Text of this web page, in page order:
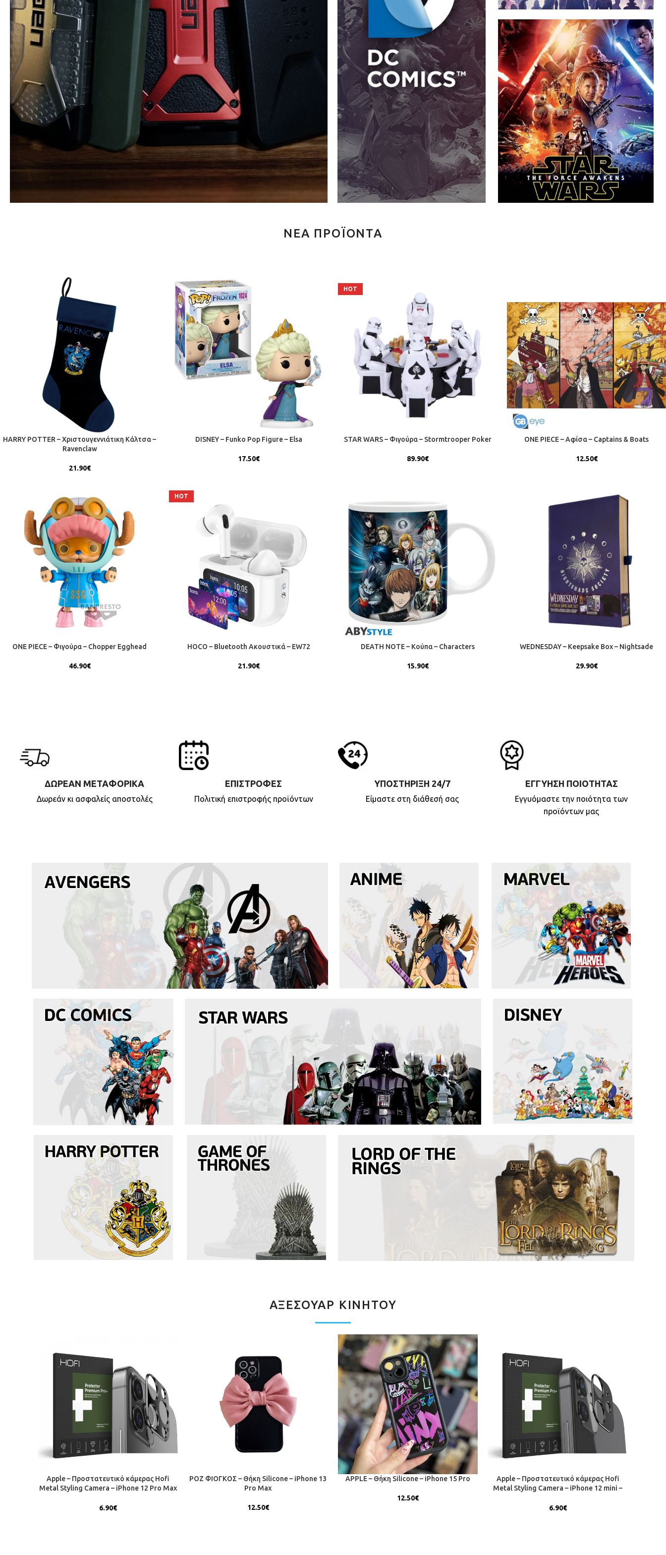
ΝΕΑ ΠΡΟΪΟΝΤΑ
HARRY POTTER – Χριστουγεννιάτικη Κάλτσα –
Ravenclaw
21.90€
DISNEY – Funko Pop Figure – Elsa
17.50€
HOT
STAR WARS – Φιγούρα – Stormtrooper Poker
89.90€
ONE PIECE – Αφίσα – Captains & Boats
12.50€
ONE PIECE – Φιγούρα – Chopper Egghead
46.90€
HOT
HOCO – Bluetooth Ακουστικά – EW72
21.90€
DEATH NOTE – Κούπα – Characters
15.90€
WEDNESDAY – Keepsake Box – Nightsade
29.90€
ΔΩΡΕΑΝ ΜΕΤΑΦΟΡΙΚΑ
Δωρεάν κι ασφαλείς αποστολές
ΕΠΙΣΤΡΟΦΕΣ
Πολιτική επιστροφής προϊόντων
ΥΠΟΣΤΗΡΙΞΗ 24/7
Είμαστε στη διάθεσή σας
ΕΓΓΥΗΣΗ ΠΟΙΟΤΗΤΑΣ
Εγγυόμαστε την ποιότητα των
προϊόντων μας
ΑΞΕΣΟΥΑΡ ΚΙΝΗΤΟΥ
Apple – Προστατευτικό κάμερας Hofi
Metal Styling Camera – iPhone 12 Pro Max
6.90€
ΡΟΖ ΦΙΟΓΚΟΣ – Θήκη Silicone – iPhone 13
Pro Max
12.50€
APPLE – Θήκη Silicone – iPhone 15 Pro
12.50€
Apple – Προστατευτικό κάμερας Hofi
Metal Styling Camera – iPhone 12 mini –
6.90€